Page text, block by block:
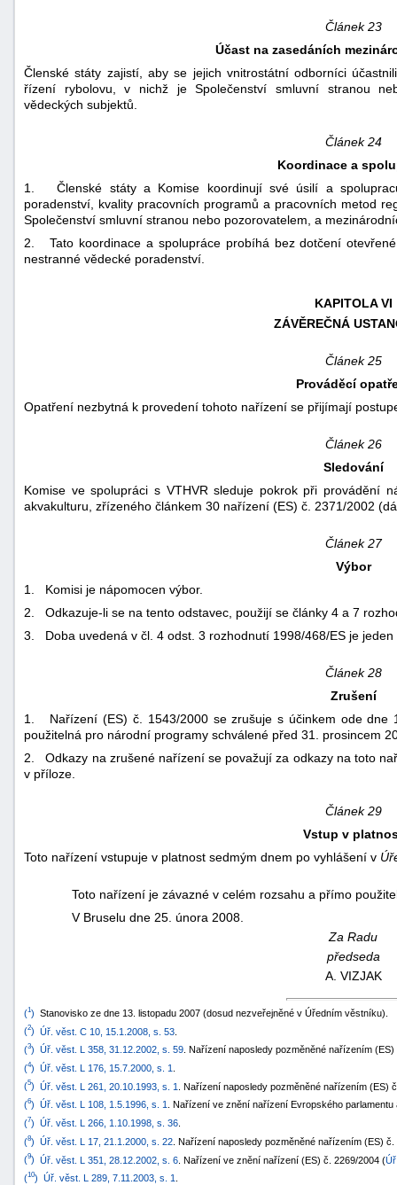
Článek 23
Účast na zasedáních
Členské státy zajistí, aby se jejich vnitrostátní odborníci
řízení rybolovu, v nichž je Společenství smluvní stranou
vědeckých subjektů.
Článek 24
Koordinace a
1. Členské státy a Komise koordinují své úsilí a
poradenství, kvality pracovních programů a pracovních metod
Společenství smluvní stranou nebo pozorovatelem, a
2. Tato koordinace a spolupráce probíhá bez dotčení
nestranné vědecké poradenství.
KAPITOLA VI
ZÁVĚREČNÁ
Článek 25
Prováděcí
Opatření nezbytná k provedení tohoto nařízení se přijímají
Článek 26
Sledování
Komise ve spolupráci s VTHVR sleduje pokrok při provádění
akvakulturu, zřízeného článkem 30 nařízení (ES) č. 2371/2002
Článek 27
Výbor
1. Komisi je nápomocen výbor.
2. Odkazuje-li se na tento odstavec, použijí se články 4 a 7
3. Doba uvedená v čl. 4 odst. 3 rozhodnutí 1998/468/ES je jeden
Článek 28
Zrušení
1. Nařízení (ES) č. 1543/2000 se zrušuje s účinkem ode dne
použitelná pro národní programy schválené před 31. prosincem
2. Odkazy na zrušené nařízení se považují za odkazy na toto
v příloze.
Článek 29
Vstup v
Toto nařízení vstupuje v platnost sedmým dnem po vyhlášení v
Toto nařízení je závazné v celém rozsahu a přímo
V Bruselu dne 25. února 2008.
Za Radu
předseda
A. VIZJAK
(1) Stanovisko ze dne 13. listopadu 2007 (dosud nezveřejněné v Úředním věstníku).
(2) Úř. věst. C 10, 15.1.2008, s. 53
(3) Úř. věst. L 358, 31.12.2002, s. 59 . Nařízení naposledy pozměněné nařízením
(4) Úř. věst. L 176, 15.7.2000, s. 1
(5) Úř. věst. L 261, 20.10.1993, s. 1
. Nařízení naposledy pozměněné nařízením (ES)
(6) Úř. věst. L 108, 1.5.1996, s. 1
. Nařízení ve znění nařízení Evropského
(7) Úř. věst. L 266, 1.10.1998, s. 36
(8) Úř. věst. L 17, 21.1.2000, s. 22 . Nařízení naposledy pozměněné nařízením (ES)
(9) Úř. věst. L 351, 28.12.2002, s. 6 . Nařízení ve znění nařízení (ES) č. 2269/2004 (
(10) Úř. věst. L 289, 7.11.2003, s. 1